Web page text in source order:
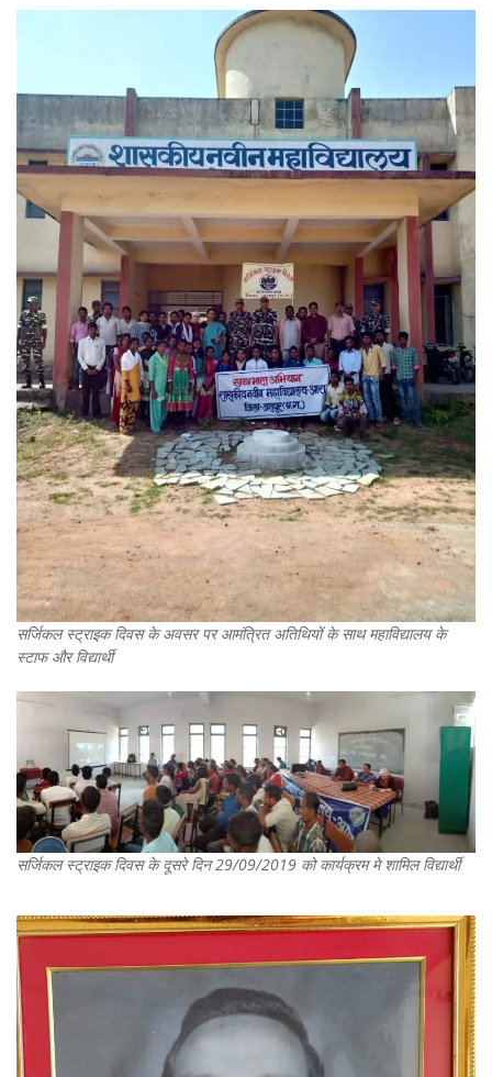
सर्जिकल स्ट्राइक दिवस के अवसर पर आमंत्रित अतिथियों के साथ महाविद्यालय के
स्टाफ और विद्यार्थी
सर्जिकल स्ट्राइक दिवस के दूसरे दिन 29/09/2019 को कार्यक्रम मे शामिल विद्यार्थी